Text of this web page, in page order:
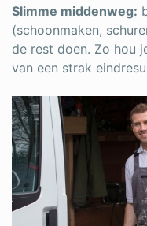
Slimme middenweg:
(schoonmaken,
de rest doen. Zo hou
van een strak